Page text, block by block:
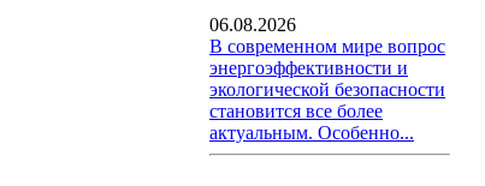
06.08.2026
В современном мире вопрос
энергоэффективности и
экологической безопасности
становится все более
актуальным. Особенно...